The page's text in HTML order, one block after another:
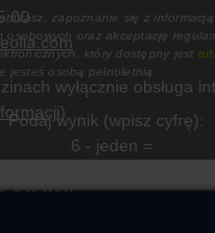
zapoznanie się z informacją
osobowych oraz akceptację
który dostępny jest
jesteś osobą pełnoletnią.
Podaj wynik (wpisz cyfrę):
6 - jeden =
wyłącznie obsługa
)